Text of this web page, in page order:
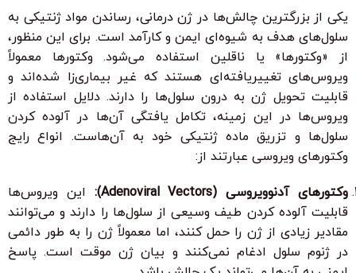
یکی از بزرگترین چالش‌ها در ژن درمانی، رساندن مواد ژنتیکی به
سلول‌های هدف به شیوه‌ای ایمن و کارآمد است. برای این منظور،
از «وکتورها» یا ناقلین استفاده می‌شود. وکتورها معمولاً
ویروس‌های تغییریافته‌ای هستند که غیر بیماری‌زا شده‌اند و
قابلیت تحویل ژن به درون سلول‌ها را دارند. دلایل استفاده از
ویروس‌ها در این زمینه، تکامل یافتگی آن‌ها در آلوده کردن
سلول‌ها و تزریق ماده ژنتیکی خود به آن‌هاست. انواع رایج
وکتورهای ویروسی عبارتند از:
وکتورهای آدنوویروسی (Adenoviral Vectors):
این ویروس‌ها
قابلیت آلوده کردن طیف وسیعی از سلول‌ها را دارند و می‌توانند
مقادیر زیادی از ژن را حمل کنند، اما معمولاً ژن را به طور دائمی
در ژنوم سلول ادغام نمی‌کنند و بیان ژن موقت است. پاسخ